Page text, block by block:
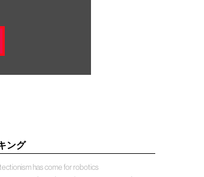
ング
has come for robotics